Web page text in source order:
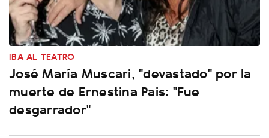
IBA AL TEATRO
José María Muscari, "devastado" por la
muerte de Ernestina Pais: "Fue
desgarrador"